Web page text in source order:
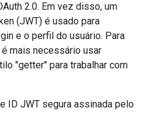
2.0. Em vez disso, um
(JWT) é usado para
e o perfil do usuário. Para
mais necessário usar
"getter" para trabalhar com
ID JWT segura assinada pelo